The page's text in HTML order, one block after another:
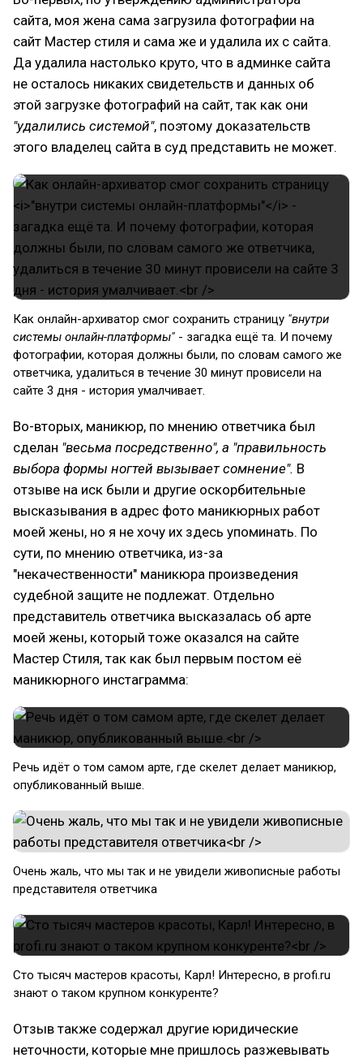
сайта, моя жена сама загрузила фотографии на
сайт Мастер стиля и сама же и удалила их с сайта.
Да удалила настолько круто, что в админке сайта
не осталось никаких свидетельств и данных об
этой загрузке фотографий на сайт, так как они
"удалились системой", поэтому доказательств
этого владелец сайта в суд представить не может.
Как онлайн-архиватор смог сохранить страницу "внутри
системы онлайн-платформы" - загадка ещё та. И почему
фотографии, которая должны были, по словам самого же
ответчика, удалиться в течение 30 минут провисели на
сайте 3 дня - история умалчивает.
Во-вторых, маникюр, по мнению ответчика был
сделан "весьма посредственно", а "правильность
выбора формы ногтей вызывает сомнение". В
отзыве на иск были и другие оскорбительные
высказывания в адрес фото маникюрных работ
моей жены, но я не хочу их здесь упоминать. По
сути, по мнению ответчика, из-за
"некачественности" маникюра произведения
судебной защите не подлежат. Отдельно
представитель ответчика высказалась об арте
моей жены, который тоже оказался на сайте
Мастер Стиля, так как был первым постом её
маникюрного инстаграмма:
Речь идёт о том самом арте, где скелет делает маникюр,
опубликованный выше.
Очень жаль, что мы так и не увидели живописные работы
представителя ответчика
Сто тысяч мастеров красоты, Карл! Интересно, в profi.ru
знают о таком крупном конкуренте?
Отзыв также содержал другие юридические
неточности, которые мне пришлось разжевывать